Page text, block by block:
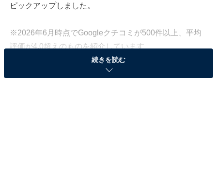
ピックアップしました。
※2026年6月時点でGoogleクチコミが500件以上、平均
評価が4.0超えのものを紹介しています
この記事の執筆者： All About ニュース お買
続きを読む